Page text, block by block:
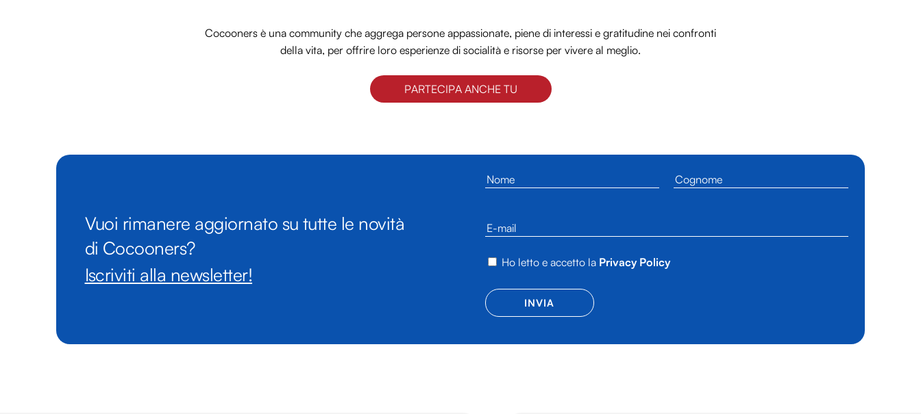
Cocooners è una community che aggrega persone appassionate, piene di interessi e gratitudine nei confronti
della vita, per offrire loro esperienze di socialità e risorse per vivere al meglio.
PARTECIPA ANCHE TU
Vuoi rimanere aggiornato su tutte le novità
di Cocooners?
Iscriviti alla newsletter!
Ho letto e accetto la Privacy Policy